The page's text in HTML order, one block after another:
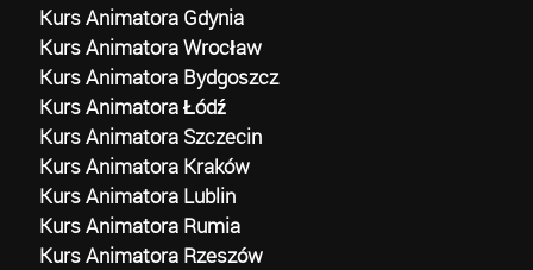
Kurs Animatora Gdynia
Kurs Animatora Wrocław
Kurs Animatora Bydgoszcz
Kurs Animatora Łódź
Kurs Animatora Szczecin
Kurs Animatora Kraków
Kurs Animatora Lublin
Kurs Animatora Rumia
Kurs Animatora Rzeszów